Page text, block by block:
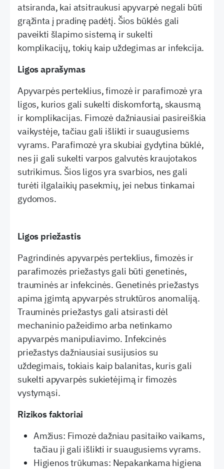
atsiranda, kai atsitraukusi apyvarpė negali būti
grąžinta į pradinę padėtį. Šios būklės gali
paveikti šlapimo sistemą ir sukelti
komplikacijų, tokių kaip uždegimas ar infekcija.
Ligos aprašymas
Apyvarpės perteklius, fimozė ir parafimozė yra
ligos, kurios gali sukelti diskomfortą, skausmą
ir komplikacijas. Fimozė dažniausiai pasireiškia
vaikystėje, tačiau gali išlikti ir suaugusiems
vyrams. Parafimozė yra skubiai gydytina būklė,
nes ji gali sukelti varpos galvutės kraujotakos
sutrikimus. Šios ligos yra svarbios, nes gali
turėti ilgalaikių pasekmių, jei nebus tinkamai
gydomos.
Ligos priežastis
Pagrindinės apyvarpės perteklius, fimozės ir
parafimozės priežastys gali būti genetinės,
trauminės ar infekcinės. Genetinės priežastys
apima įgimtą apyvarpės struktūros anomaliją.
Trauminės priežastys gali atsirasti dėl
mechaninio pažeidimo arba netinkamo
apyvarpės manipuliavimo. Infekcinės
priežastys dažniausiai susijusios su
uždegimais, tokiais kaip balanitas, kuris gali
sukelti apyvarpės sukietėjimą ir fimozės
vystymąsi.
Rizikos faktoriai
Amžius: Fimozė dažniau pasitaiko vaikams,
tačiau ji gali išlikti ir suaugusiems vyrams.
Higienos trūkumas: Nepakankama higiena